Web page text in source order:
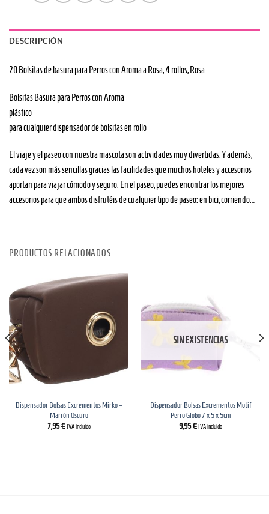
DESCRIPCIÓN
20 Bolsitas de basura para Perros con Aroma a Rosa, 4 rollos, Rosa
Bolsitas Basura para Perros con Aroma
plástico
para cualquier dispensador de bolsitas en rollo
El viaje y el paseo con nuestra mascota son actividades muy divertidas. Y además,
cada vez son más sencillas gracias las facilidades que muchos hoteles y accesorios
aportan para viajar cómodo y seguro. En el paseo, puedes encontrar los mejores
accesorios para que ambos disfrutéis de cualquier tipo de paseo: en bici, corriendo…
PRODUCTOS RELACIONADOS
Dispensador Bolsas Excrementos Mirko –
Marrón Oscuro
7,95€ IVA incluido
SIN EXISTENCIAS
Dispensador Bolsas Excrementos Motif
Perro Globo 7 x 5 x 5cm
9,95€ IVA incluido